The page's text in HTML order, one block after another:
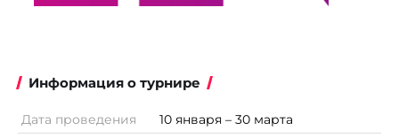
Информация о турнире
Дата проведения
10 января – 30 марта